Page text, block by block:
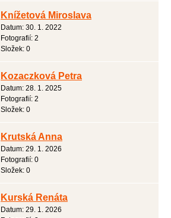
Knížetová Miroslava
Datum: 30. 1. 2022
Fotografií: 2
Složek: 0
Kozaczková Petra
Datum: 28. 1. 2025
Fotografií: 2
Složek: 0
Krutská Anna
Datum: 29. 1. 2026
Fotografií: 0
Složek: 0
Kurská Renáta
Datum: 29. 1. 2026